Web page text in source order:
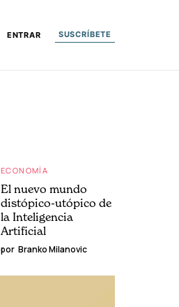
ENTRAR SUSCRÍBETE
ECONOMÍA
El nuevo mundo
distópico-utópico de
la Inteligencia
Artificial
por Branko Milanovic